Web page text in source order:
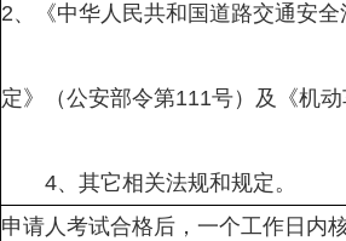
2、《中华人民共和国道
定》（公安部令第111号）及《机
4、其它
申请人考试合格后，一个工作日内